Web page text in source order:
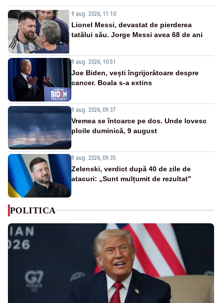
9 aug. 2026, 11:10
Lionel Messi, devastat de pierderea
tatălui său. Jorge Messi avea 68 de ani
9 aug. 2026, 10:51
Joe Biden, vești îngrijorătoare despre
cancer. Boala s-a extins
9 aug. 2026, 09:37
Vremea se întoarce pe dos. Unde lovesc
ploile duminică, 9 august
9 aug. 2026, 09:35
Zelenski, verdict după 40 de zile de
atacuri: „Sunt mulțumit de rezultat”
POLITICA